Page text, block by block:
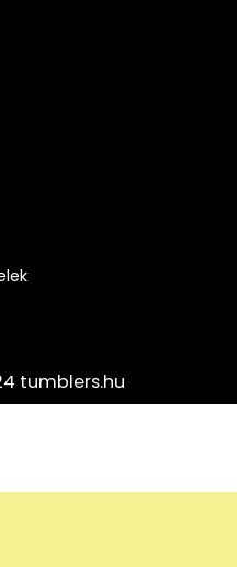
tumblers.hu